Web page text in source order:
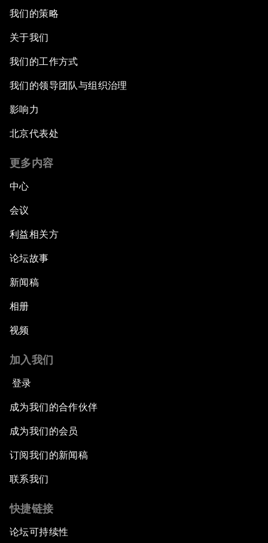
我们的策略
关于我们
我们的工作方式
我们的领导团队与组织治理
影响力
北京代表处
更多内容
中心
会议
利益相关方
论坛故事
新闻稿
相册
视频
加入我们
登录
成为我们的合作伙伴
成为我们的会员
订阅我们的新闻稿
联系我们
快捷链接
论坛可持续性